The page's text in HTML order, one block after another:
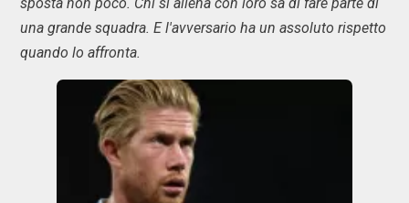
sposta non poco. Chi si allena con loro sa di fare parte di
una grande squadra. E l'avversario ha un assoluto rispetto
quando lo affronta.